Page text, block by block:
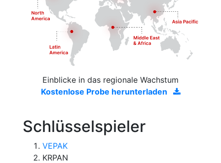
Einblicke in das regionale Wachstum
Kostenlose Probe herunterladen
Schlüsselspieler
VEPAK
KRPAN